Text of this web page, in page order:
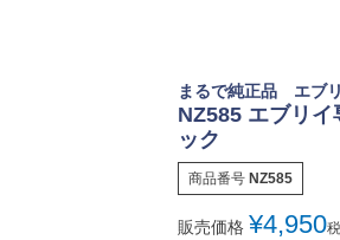
まるで純正品 エブ
NZ585 エブリ
ック
商品番号 NZ585
販売価格 ¥4,950